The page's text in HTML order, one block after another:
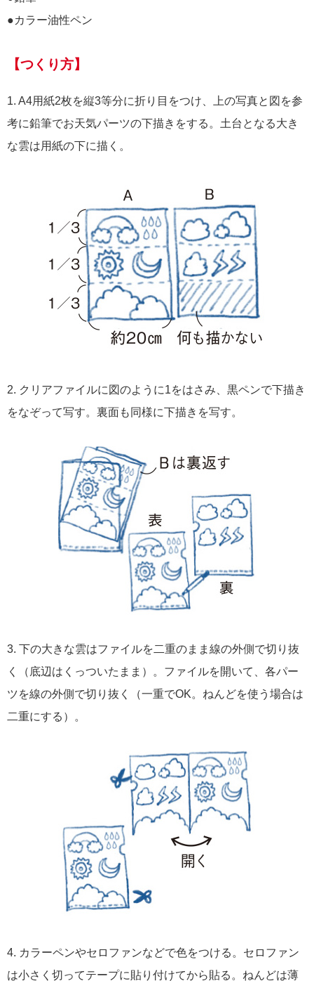
●カラー油性ペン
【つくり方】
1. A4用紙2枚を縦3等分に折り目をつけ、上の写真と図を参
考に鉛筆でお天気パーツの下描きをする。土台となる大き
な雲は用紙の下に描く。
2. クリアファイルに図のように1をはさみ、黒ペンで下描き
をなぞって写す。裏面も同様に下描きを写す。
3. 下の大きな雲はファイルを二重のまま線の外側で切り抜
く（底辺はくっついたまま）。ファイルを開いて、各パー
ツを線の外側で切り抜く（一重でOK。ねんどを使う場合は
二重にする）。
4. カラーペンやセロファンなどで色をつける。セロファン
は小さく切ってテープに貼り付けてから貼る。ねんどは薄